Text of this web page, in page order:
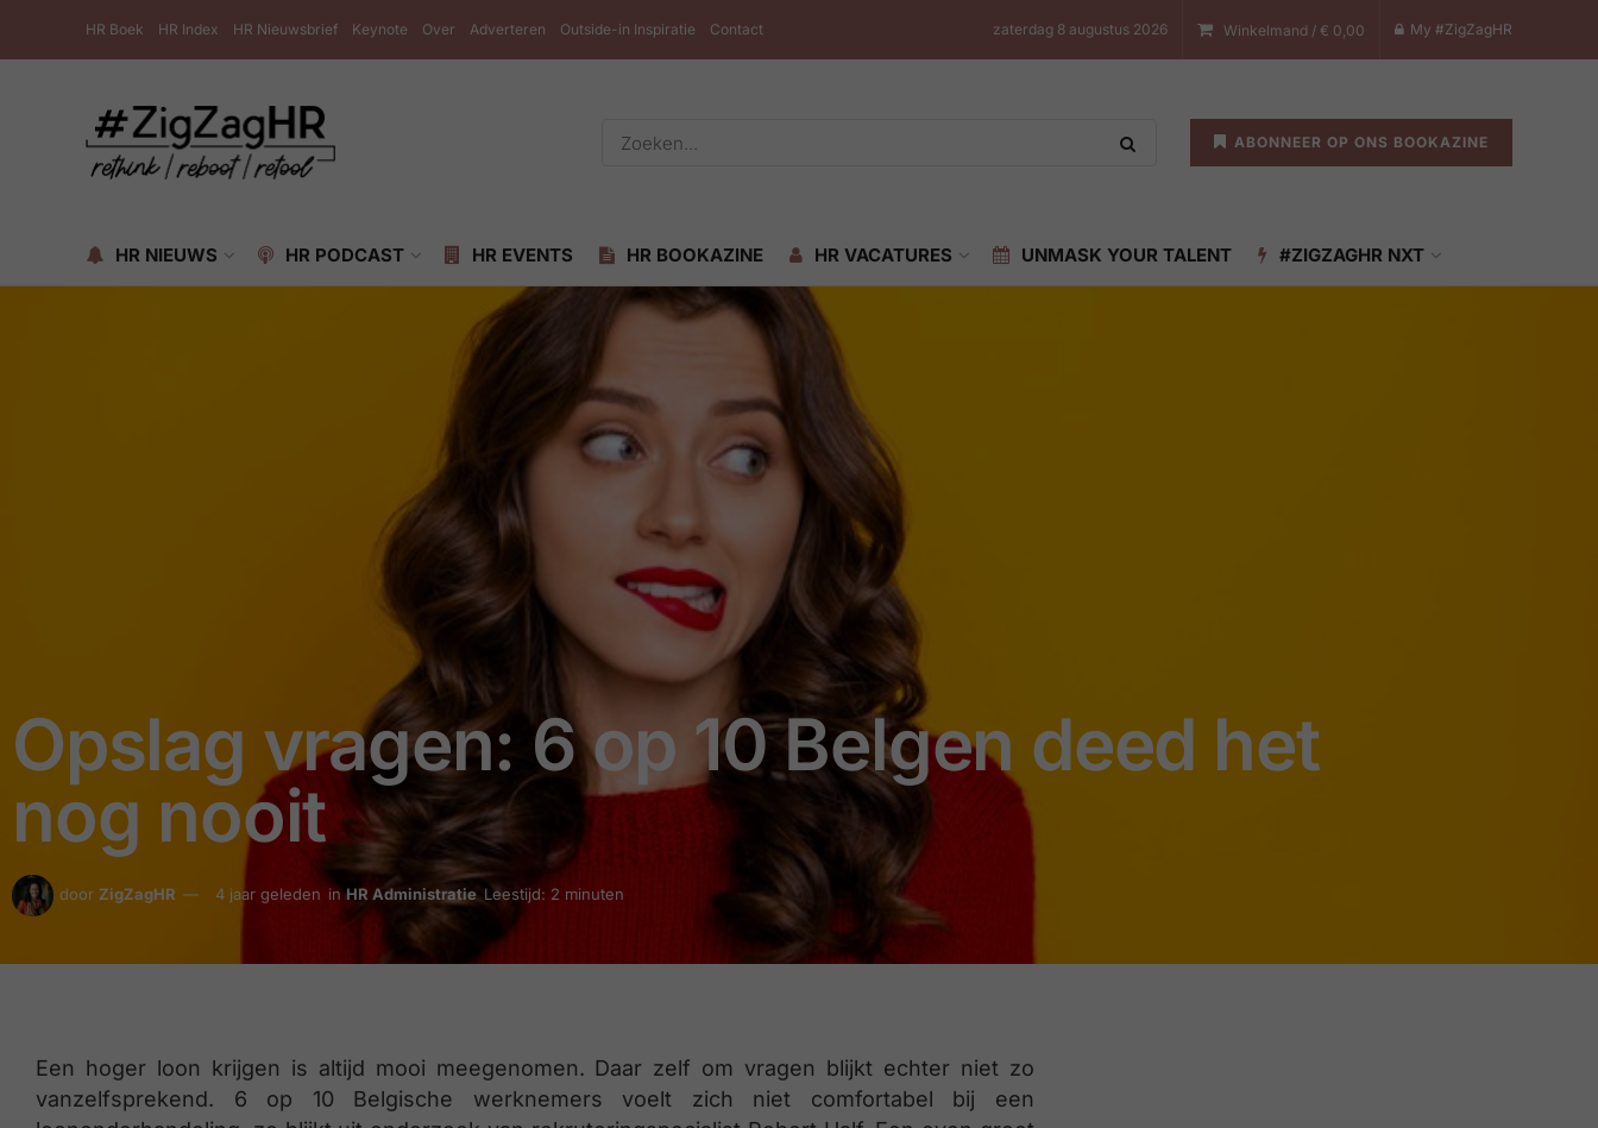
HR Boek HR Index HR Nieuwsbrief Keynote Over Adverteren Outside-in Inspiratie Contact zaterdag 8 augustus 2026 Winkelmand / € 0,00 My #ZigZagHR
ABONNEER OP ONS BOOKAZINE
HR NIEUWS HR PODCAST HR EVENTS HR BOOKAZINE HR VACATURES UNMASK YOUR TALENT #ZIGZAGHR NXT
Opslag vragen: 6 op 10 Belgen deed het
nog nooit
door ZigZagHR 4 jaar geleden in HR Administratie Leestijd: 2 minuten
Een hoger loon krijgen is altijd mooi meegenomen. Daar zelf om vragen blijkt echter niet zo
vanzelfsprekend. 6 op 10 Belgische werknemers voelt zich niet comfortabel bij een